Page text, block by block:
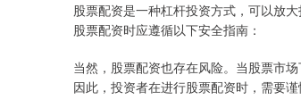
股票配资是一种杠杆投资方式，可以放
股票配资时应遵循以下安全指南：
当然，股票配资也存在风险。当股票市
因此，投资者在进行股票配资时，需要